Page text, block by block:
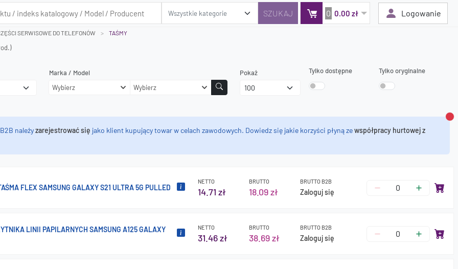
0 0.00 zł Logowanie
Twój koszyk jest pusty
Dodaj produkty, aby kontynuować.
SERWISOWE DO TELEFONÓW TAŚMY
Marka / Model
Wybierz
Wybierz
Pokaż Tylko dostępne Tylko oryginalne
należyzarejestrować się jako klient kupujący towar w celach zawodowych. Dowiedz się jakie korzyści płyną zewspółpracy hurtowej z
FLEX SAMSUNG GALAXY S21 ULTRA 5G PULLED
NETTO
14.71 zł
BRUTTO
18.09 zł
BRUTTO B2B
Zaloguj się
LINII PAPILARNYCH SAMSUNG A125 GALAXY NETTO
31.46 zł
BRUTTO
38.69 zł
BRUTTO B2B
Zaloguj się